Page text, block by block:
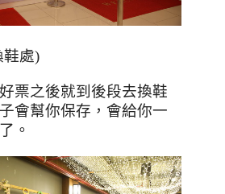
鞋處)
票之後就到後段去換鞋
會幫你保存，會給你一
。